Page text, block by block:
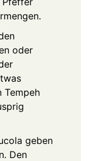
oder
Tempeh
geben
Den